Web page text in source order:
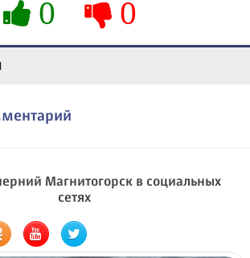
0 0
Магнитогорск в социальных
сетях